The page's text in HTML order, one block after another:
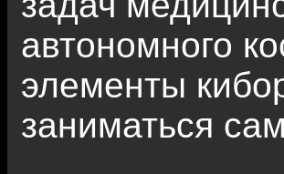
автономного
элементы
заниматься